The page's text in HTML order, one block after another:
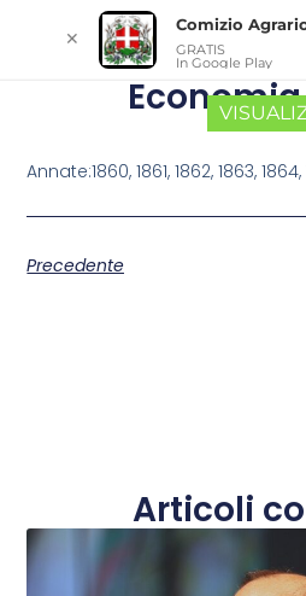
Annate:1860, 1861, 1862, 1863,
Precedente
Articoli
✕
Comizio
GRATIS
In Google Play